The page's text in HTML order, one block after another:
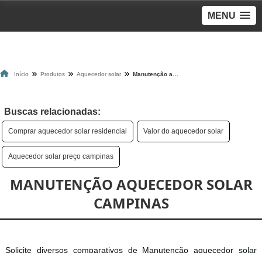
MENU
Início Produtos Aquecedor solar
Buscas relacionadas:
Comprar aquecedor solar residencial Valor do aquecedor solar
Aquecedor solar preço campinas
MANUTENÇÃO AQUECEDOR SOLAR
CAMPINAS
Solicite diversos comparativos de Manutenção aquecedor solar